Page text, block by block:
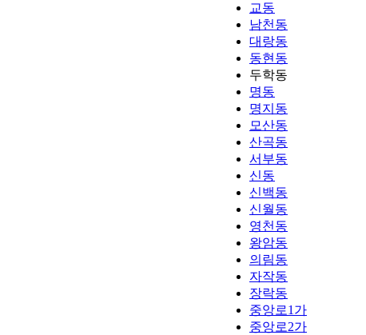
교동
남천동
대랑동
동현동
두학동
명동
명지동
모산동
산곡동
서부동
신동
신백동
신월동
영천동
왕암동
의림동
자작동
장락동
중앙로1가
중앙로2가